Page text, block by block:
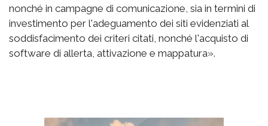
nonché in campagne di comunicazione, sia in termini di
investimento per l'adeguamento dei siti evidenziati al
soddisfacimento dei criteri citati, nonché l'acquisto di
software di allerta, attivazione e mappatura».